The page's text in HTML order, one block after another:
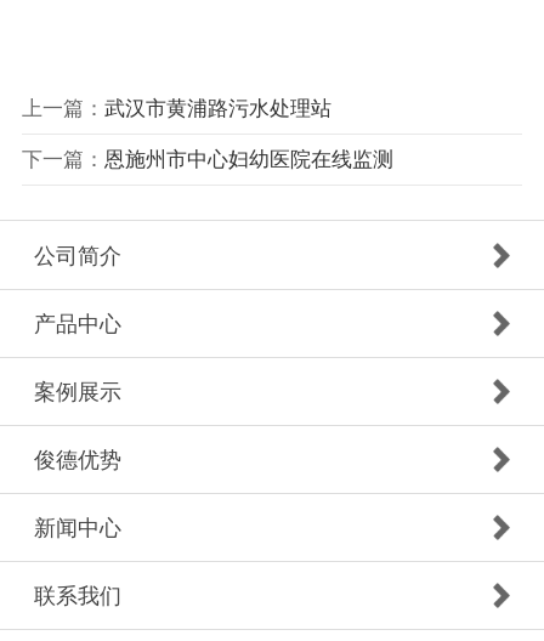
上一篇： 武汉市黄浦路污水处理站
下一篇： 恩施州市中心妇幼医院在线监测
公司简介
产品中心
案例展示
俊德优势
新闻中心
联系我们